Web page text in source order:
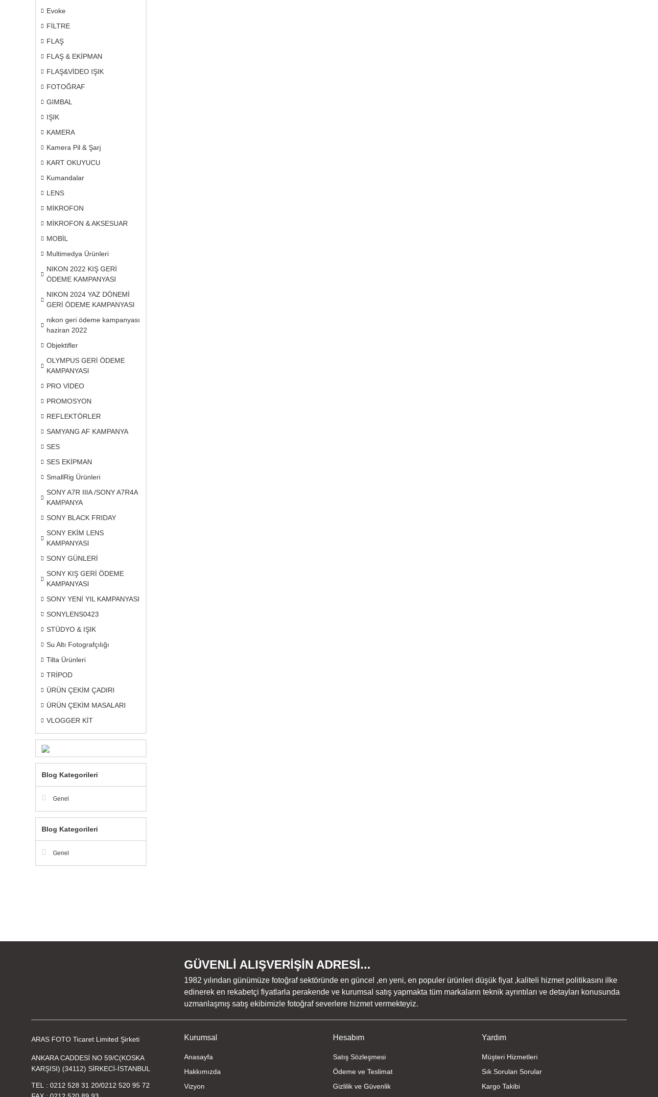
Evoke
FİLTRE
FLAŞ
FLAŞ & EKİPMAN
FLAŞ&VİDEO IŞIK
FOTOĞRAF
GIMBAL
IŞIK
KAMERA
Kamera Pil & Şarj
KART OKUYUCU
Kumandalar
LENS
MİKROFON
MİKROFON & AKSESUAR
MOBİL
Multimedya Ürünleri
NIKON 2022 KIŞ GERİ
ÖDEME KAMPANYASI
NIKON 2024 YAZ DÖNEMİ
GERİ ÖDEME KAMPANYASI
nikon geri ödeme kampanyası
haziran 2022
Objektifler
OLYMPUS GERİ ÖDEME
KAMPANYASI
PRO VİDEO
PROMOSYON
REFLEKTÖRLER
SAMYANG AF KAMPANYA
SES
SES EKİPMAN
SmallRig Ürünleri
SONY A7R IIIA /SONY A7R4A
KAMPANYA
SONY BLACK FRIDAY
SONY EKİM LENS
KAMPANYASI
SONY GÜNLERİ
SONY KIŞ GERİ ÖDEME
KAMPANYASI
SONY YENİ YIL KAMPANYASI
SONYLENS0423
STÜDYO & IŞIK
Su Altı Fotografçılığı
Tilta Ürünleri
TRİPOD
ÜRÜN ÇEKİM ÇADIRI
ÜRÜN ÇEKİM MASALARI
VLOGGER KİT
Blog Kategorileri
Genel
Blog Kategorileri
Genel
GÜVENLİ ALIŞVERİŞİN ADRESİ...
1982 yılından günümüze fotoğraf sektöründe en güncel ,en yeni, en populer ürünleri düşük fiyat ,kaliteli hizmet politikasını ilke
edinerek en rekabetçi fiyatlarla perakende ve kurumsal satış yapmakta tüm markaların teknik ayrıntıları ve detayları konusunda
uzmanlaşmış satış ekibimizle fotoğraf severlere hizmet vermekteyiz.
ARAS FOTO Ticaret Limited Şirketi
ANKARA CADDESİ NO 59/C(KOSKA
KARŞISI) (34112) SİRKECİ-İSTANBUL
TEL 0212 528 31 20/0212 520 95 72
Kurumsal
Anasayfa
Hakkımızda
Vizyon
Hesabım
Satış Sözleşmesi
Ödeme ve Teslimat
Gizlilik ve Güvenlik
Yardım
Müşteri Hizmetleri
Sık Sorulan Sorular
Kargo Takibi